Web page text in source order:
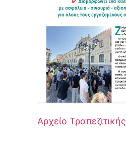
Αρχείο Τραπεζιτικής